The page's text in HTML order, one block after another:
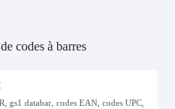
codes à barres
gs1 databar, codes EAN, codes UPC,